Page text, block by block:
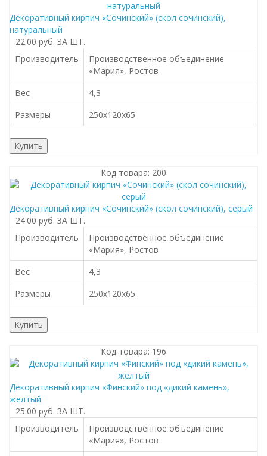
Декоративный кирпич «Сочинский» (cкол cочинский),
натуральный
22.00 руб. ЗА ШТ.
Производитель
Производственное объединение
«Мария», Ростов
Вес
4,3
Размеры
250х120х65
Купить
Код товара: 200
Декоративный кирпич «Сочинский» (cкол cочинский), серый
24.00 руб. ЗА ШТ.
Производитель
Производственное объединение
«Мария», Ростов
Вес
4,3
Размеры
250х120х65
Купить
Код товара: 196
Декоративный кирпич «Финский» под «дикий камень»,
желтый
25.00 руб. ЗА ШТ.
Производитель
Производственное объединение
«Мария», Ростов